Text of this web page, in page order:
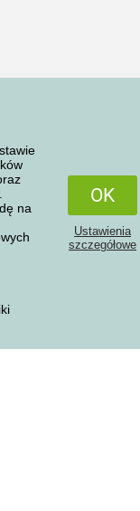
na
OK
Ustawienia
szczegółowe